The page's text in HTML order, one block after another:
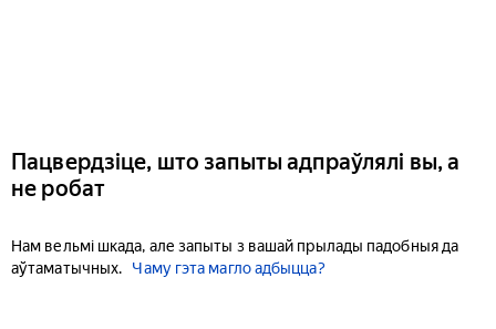
Пацвердзіце, што запыты адпраўлялі вы, а
не робат
Нам вельмі шкада, але запыты з вашай прылады падобныя да
аўтаматычных.
Чаму гэта магло адбыцца?